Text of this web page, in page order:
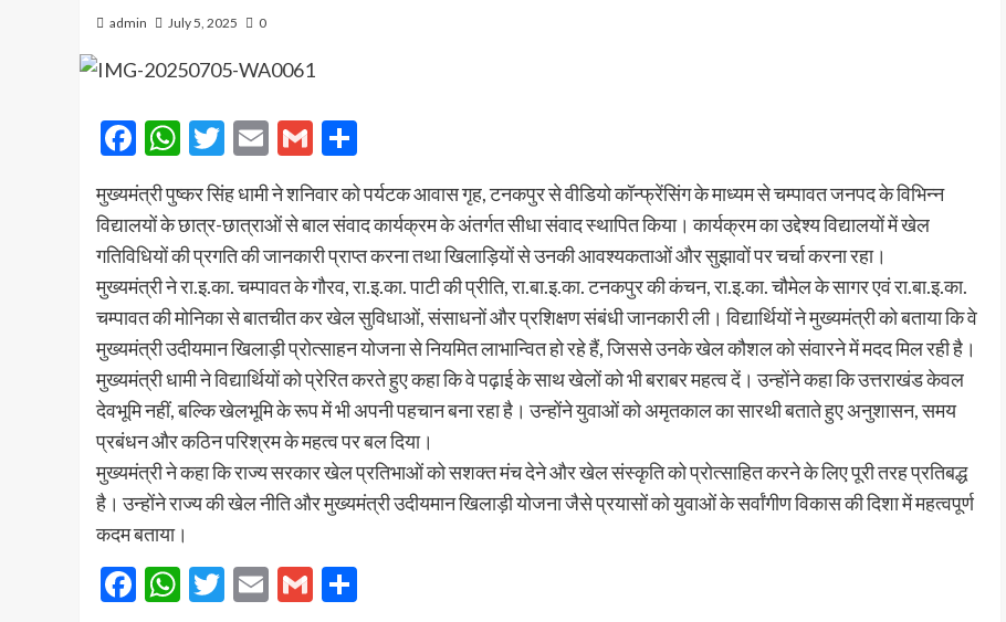
admin July 5, 2025 0
Facebook
WhatsApp
Twitter
EmailGmail
मुख्यमंत्री पुष्कर सिंह धामी ने शनिवार को पर्यटक आवास गृह, टनकपुर से वीडियो कॉन्फ्रेंसिंग के माध्यम से चम्पावत जनपद के विभिन्न
विद्यालयों के छात्र-छात्राओं से बाल संवाद कार्यक्रम के अंतर्गत सीधा संवाद स्थापित किया। कार्यक्रम का उद्देश्य विद्यालयों में खेल
गतिविधियों की प्रगति की जानकारी प्राप्त करना तथा खिलाड़ियों से उनकी आवश्यकताओं और सुझावों पर चर्चा करना रहा।
मुख्यमंत्री ने रा.इ.का. चम्पावत के गौरव, रा.इ.का. पाटी की प्रीति, रा.बा.इ.का. टनकपुर की कंचन, रा.इ.का. चौमेल के सागर एवं रा.बा.इ.का.
चम्पावत की मोनिका से बातचीत कर खेल सुविधाओं, संसाधनों और प्रशिक्षण संबंधी जानकारी ली। विद्यार्थियों ने मुख्यमंत्री को बताया कि वे
मुख्यमंत्री उदीयमान खिलाड़ी प्रोत्साहन योजना से नियमित लाभान्वित हो रहे हैं, जिससे उनके खेल कौशल को संवारने में मदद मिल रही है।
मुख्यमंत्री धामी ने विद्यार्थियों को प्रेरित करते हुए कहा कि वे पढ़ाई के साथ खेलों को भी बराबर महत्व दें। उन्होंने कहा कि उत्तराखंड केवल
देवभूमि नहीं, बल्कि खेलभूमि के रूप में भी अपनी पहचान बना रहा है। उन्होंने युवाओं को अमृतकाल का सारथी बताते हुए अनुशासन, समय
प्रबंधन और कठिन परिश्रम के महत्व पर बल दिया।
मुख्यमंत्री ने कहा कि राज्य सरकार खेल प्रतिभाओं को सशक्त मंच देने और खेल संस्कृति को प्रोत्साहित करने के लिए पूरी तरह प्रतिबद्ध
है। उन्होंने राज्य की खेल नीति और मुख्यमंत्री उदीयमान खिलाड़ी योजना जैसे प्रयासों को युवाओं के सर्वांगीण विकास की दिशा में महत्वपूर्ण
कदम बताया।
Facebook
WhatsApp
Twitter
EmailGmail